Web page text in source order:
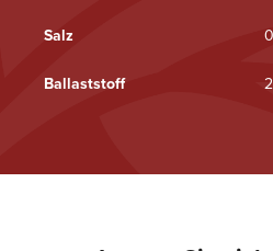
Salz
Ballaststoff